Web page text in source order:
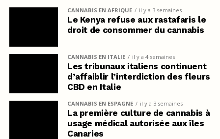
CANNABIS EN AFRIQUE il y a 3 semaines
Le Kenya refuse aux rastafaris le
droit de consommer du cannabis
CANNABIS EN ITALIE il y a 4 semaines
Les tribunaux italiens continuent
d’affaiblir l’interdiction des fleurs
CBD en Italie
CANNABIS EN ESPAGNE il y a 3 semaines
La première culture de cannabis à
usage médical autorisée aux îles
Canaries